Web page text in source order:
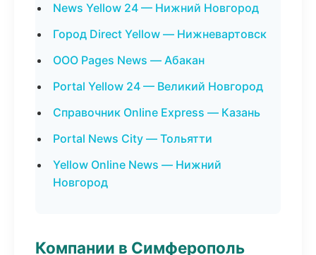
News Yellow 24 — Нижний Новгород
Город Direct Yellow — Нижневартовск
ООО Pages News — Абакан
Portal Yellow 24 — Великий Новгород
Справочник Online Express — Казань
Portal News City — Тольятти
Yellow Online News — Нижний
Новгород
Компании в Симферополь